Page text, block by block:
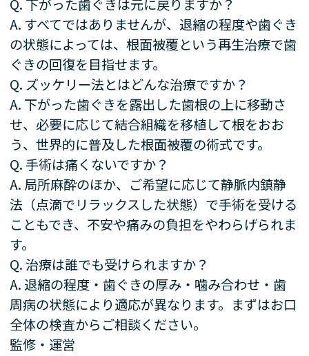
Q. 下がった歯ぐきは元に戻りますか？
A. すべてではありませんが、退縮の程度や歯ぐき
の状態によっては、根面被覆という再生治療で歯
ぐきの回復を目指せます。
Q. ズッケリー法とはどんな治療ですか？
A. 下がった歯ぐきを露出した歯根の上に移動さ
せ、必要に応じて結合組織を移植して根をおお
う、世界的に普及した根面被覆の術式です。
Q. 手術は痛くないですか？
A. 局所麻酔のほか、ご希望に応じて静脈内鎮静
法（点滴でリラックスした状態）で手術を受ける
こともでき、不安や痛みの負担をやわらげられま
す。
Q. 治療は誰でも受けられますか？
A. 退縮の程度・歯ぐきの厚み・噛み合わせ・歯
周病の状態により適応が異なります。まずはお口
全体の検査からご相談ください。
監修・運営